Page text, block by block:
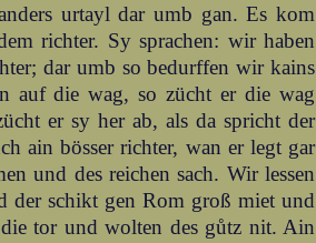
urtayl dar umb gan. Es kom
richter. Sy sprachen: wir haben
dar umb so bedurffen wir kains
auf die wag, so zücht er die wag
er sy her ab, als da spricht der
ain bösser richter, wan er legt gar
und des reichen sach. Wir lessen
der schikt gen Rom groß miet und
tor und wolten des gůtz nit. Ain